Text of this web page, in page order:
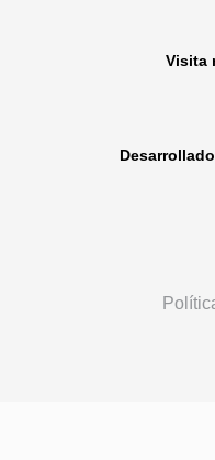
Visita